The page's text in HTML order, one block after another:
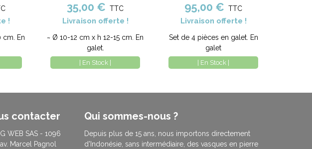
!
cm. En
35,00 € TTC
Livraison offerte !
~ Ø 10-12 cm x h 12-15 cm. En
galet.
| En Stock |
95,00 € TTC
Livraison offerte !
Set de 4 pièces en galet. En
galet
| En Stock |
contacter
G WEB SAS - 1096
av. Marcel Pagnol
Qui sommes-nous ?
Depuis plus de 15 ans, nous importons directement
d'Indonésie, sans intermédiaire, des vasques en pierre